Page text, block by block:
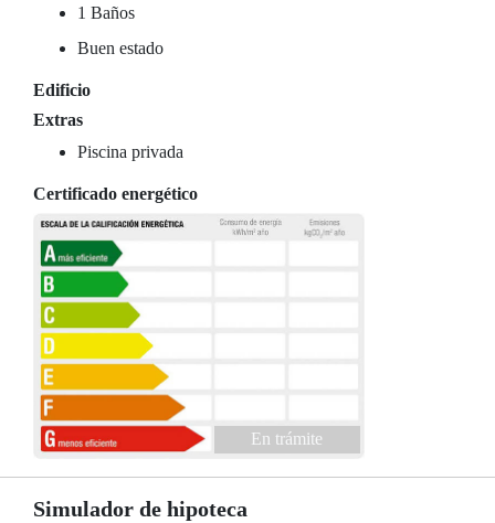
1 Baños
Buen estado
Edificio
Extras
Piscina privada
Certificado energético
En trámite
Simulador de hipoteca